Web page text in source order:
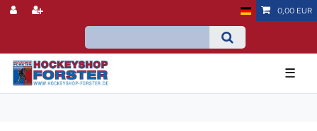
0,00 EUR
☰